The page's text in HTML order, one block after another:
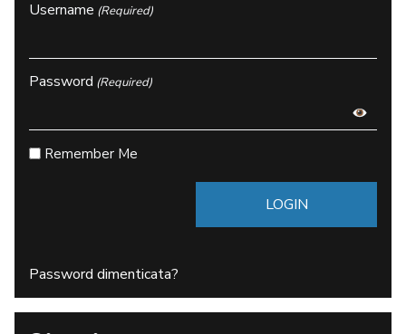
Username (Required)
Password (Required)
Remember Me
Password dimenticata?